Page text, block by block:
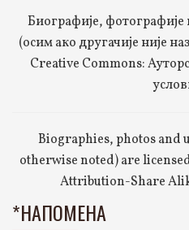
Биографије,
(осим ако другачије није
Creative Commons:
Biographies, photos and
otherwise noted) are
Attribution-Share
*НАПОМЕНА